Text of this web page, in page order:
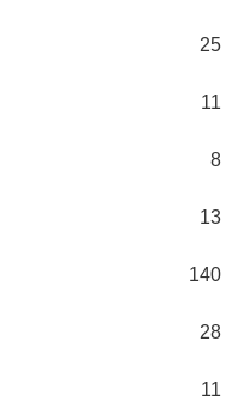
25
11
8
13
140
28
11